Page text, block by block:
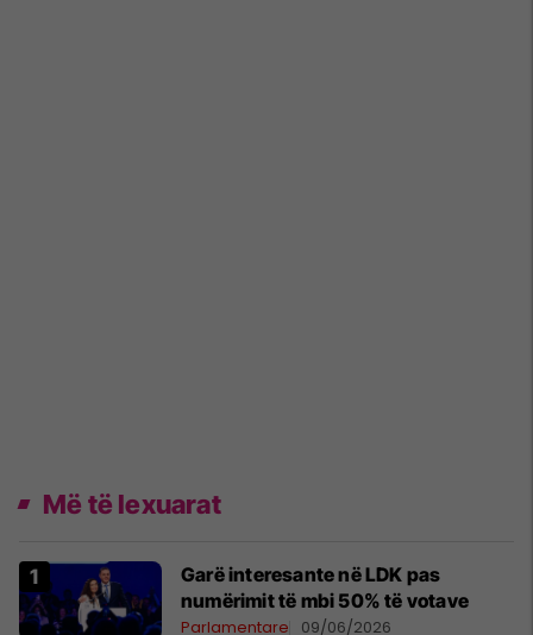
Më të lexuarat
Garë interesante në LDK pas
numërimit të mbi 50% të votave
Parlamentare 09/06/2026